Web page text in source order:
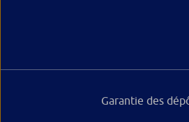
Garantie des